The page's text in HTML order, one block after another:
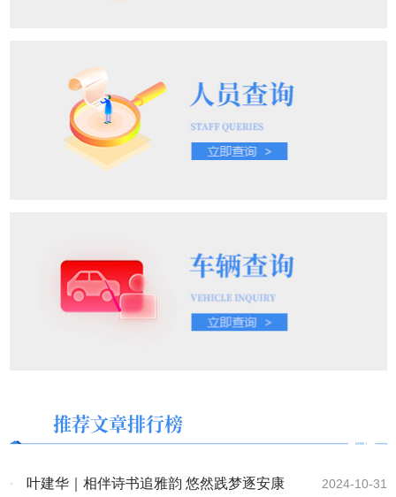
推荐文章排行榜
· 叶建华｜相伴诗书追雅韵 悠然践梦逐安康 2024-10-31